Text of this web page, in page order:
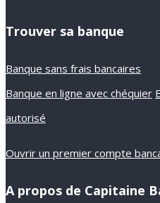
Trouver sa banque
Banque sans frais bancaires
Banque en ligne avec chéquier
autorisé
Ouvrir un premier compte
A propos de Capitaine